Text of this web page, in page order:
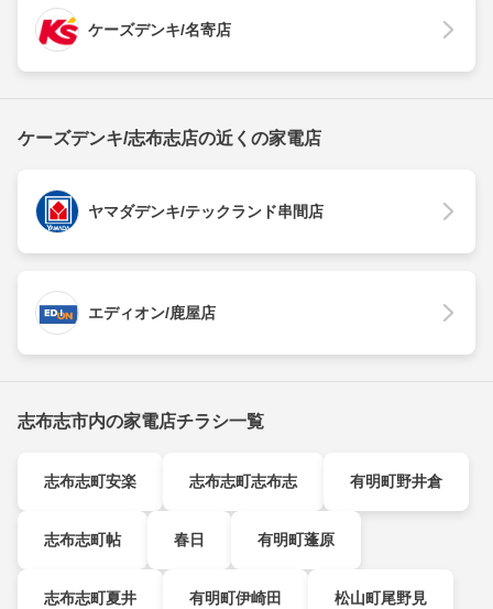
ケーズデンキ/名寄店
ケーズデンキ/志布志店の近くの家電店
ヤマダデンキ/テックランド串間店
エディオン/鹿屋店
志布志市内の家電店チラシ一覧
志布志町安楽 志布志町志布志 有明町野井倉
志布志町帖 春日 有明町蓬原
志布志町夏井 有明町伊崎田 松山町尾野見